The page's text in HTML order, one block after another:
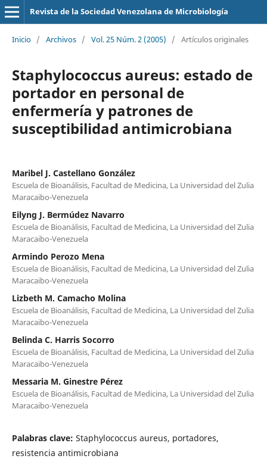
Revista de la Sociedad Venezolana de Microbiología
Inicio / Archivos / Vol. 25 Núm. 2 (2005) / Artículos originales
Staphylococcus aureus: estado de
portador en personal de
enfermería y patrones de
susceptibilidad antimicrobiana
Maribel J. Castellano González
Escuela de Bioanálisis, Facultad de Medicina, La Universidad del Zulia
Maracaibo-Venezuela
Eilyng J. Bermúdez Navarro
Escuela de Bioanálisis, Facultad de Medicina, La Universidad del Zulia
Maracaibo-Venezuela
Armindo Perozo Mena
Escuela de Bioanálisis, Facultad de Medicina, La Universidad del Zulia
Maracaibo-Venezuela
Lizbeth M. Camacho Molina
Escuela de Bioanálisis, Facultad de Medicina, La Universidad del Zulia
Maracaibo-Venezuela
Belinda C. Harris Socorro
Escuela de Bioanálisis, Facultad de Medicina, La Universidad del Zulia
Maracaibo-Venezuela
Messaria M. Ginestre Pérez
Escuela de Bioanálisis, Facultad de Medicina, La Universidad del Zulia
Maracaibo-Venezuela
Palabras clave: Staphylococcus aureus, portadores,
resistencia antimicrobiana